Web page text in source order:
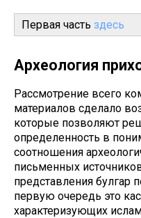
Первая часть здесь
Археология
Рассмотрение всего
материалов сделало
которые позволяют
определенность в
соотношения
письменных
представления булгар
первую очередь это
характеризующих